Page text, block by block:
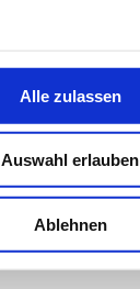
Alle zulassen
Auswahl erlauben
Ablehnen